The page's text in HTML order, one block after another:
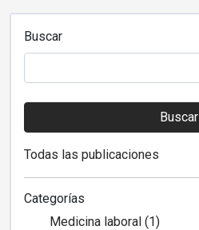
Buscar
Buscar
Todas las publicaciones
Categorías
Medicina laboral (1)